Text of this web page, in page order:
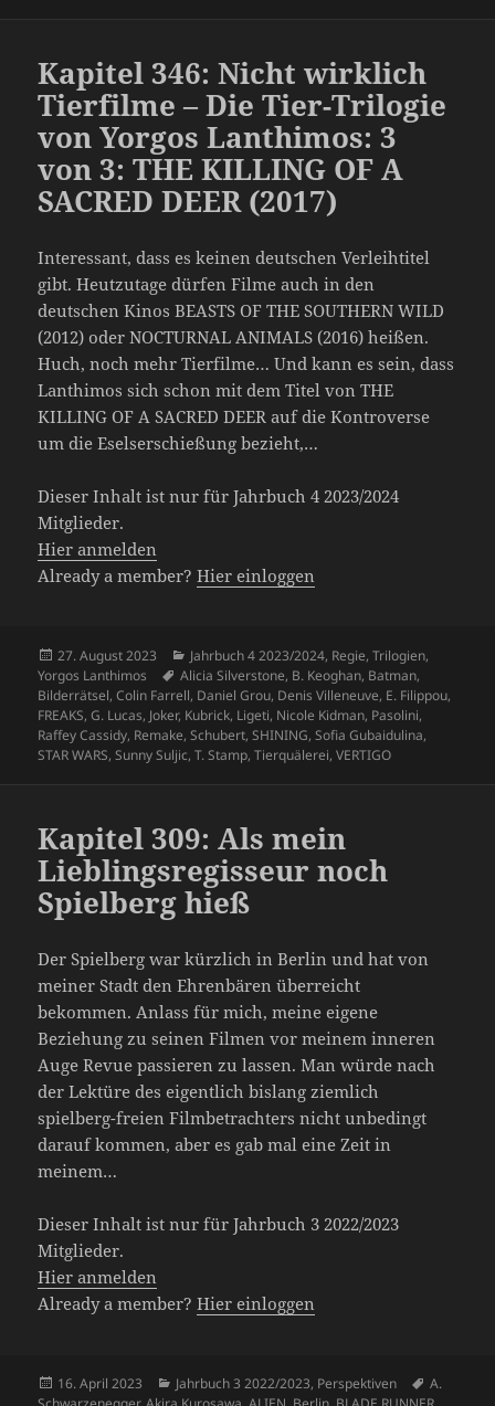
Kapitel 346: Nicht wirklich
Tierfilme – Die Tier-Trilogie
von Yorgos Lanthimos: 3
von 3: THE KILLING OF A
SACRED DEER (2017)
Interessant, dass es keinen deutschen Verleihtitel
gibt. Heutzutage dürfen Filme auch in den
deutschen Kinos BEASTS OF THE SOUTHERN WILD
(2012) oder NOCTURNAL ANIMALS (2016) heißen.
Huch, noch mehr Tierfilme… Und kann es sein, dass
Lanthimos sich schon mit dem Titel von THE
KILLING OF A SACRED DEER auf die Kontroverse
um die Eselserschießung bezieht,…
Dieser Inhalt ist nur für Jahrbuch 4 2023/2024
Mitglieder.
Hier anmelden
Already a member?Hier einloggen
Veröffentlicht
am
27. August 2023 Kategorien
Jahrbuch 4 2023/2024, Regie,Trilogien,
Yorgos Lanthimos
Schlagwörter
Alicia Silverstone, B. Keoghan, Batman,
Bilderrätsel,Colin Farrell, Daniel Grou, Denis Villeneuve, E. Filippou,
FREAKS,G. Lucas, Joker, Kubrick, Ligeti, Nicole Kidman, Pasolini,
Raffey Cassidy, Remake,Schubert,SHINING,Sofia Gubaidulina,
STAR WARS,Sunny Suljic,T. Stamp,Tierquälerei,VERTIGO
Kapitel 309: Als mein
Lieblingsregisseur noch
Spielberg hieß
Der Spielberg war kürzlich in Berlin und hat von
meiner Stadt den Ehrenbären überreicht
bekommen. Anlass für mich, meine eigene
Beziehung zu seinen Filmen vor meinem inneren
Auge Revue passieren zu lassen. Man würde nach
der Lektüre des eigentlich bislang ziemlich
spielberg-freien Filmbetrachters nicht unbedingt
darauf kommen, aber es gab mal eine Zeit in
meinem…
Dieser Inhalt ist nur für Jahrbuch 3 2022/2023
Mitglieder.
Hier anmelden
Already a member?Hier einloggen
Veröffentlicht
am
16. April 2023 Kategorien
Jahrbuch 3 2022/2023, Perspektiven
A.